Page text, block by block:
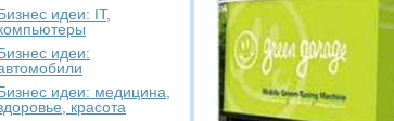
идеи: IT,
идеи:
идеи: медицина,
красота